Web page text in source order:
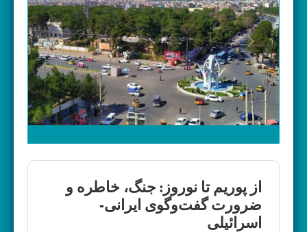
Previous Next
از پوریم تا نوروز: جنگ، خاطره و
ضرورت گفت‌وگوی ایرانی-
اسرائیلی